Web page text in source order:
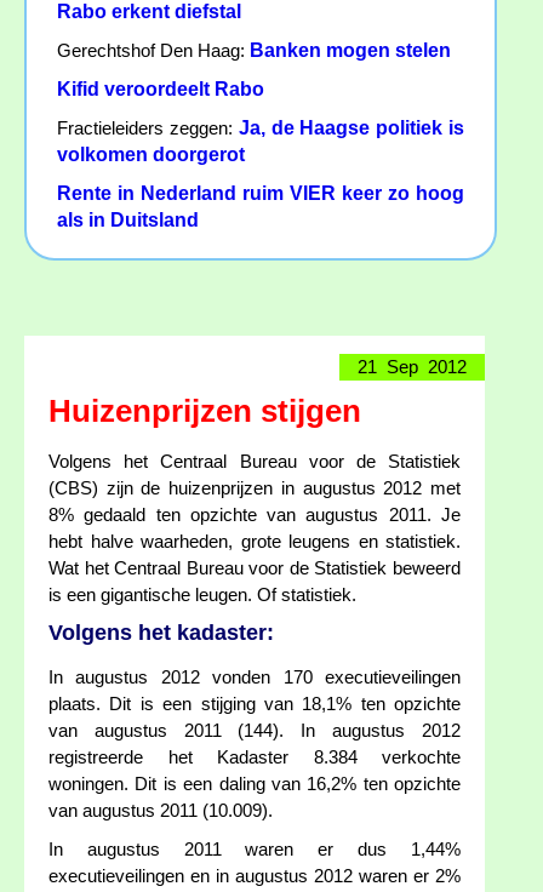
Rabo erkent diefstal
Gerechtshof Den Haag: Banken mogen stelen
Kifid veroordeelt Rabo
Fractieleiders zeggen: Ja, de Haagse politiek is
volkomen doorgerot
Rente in Nederland ruim VIER keer zo hoog
als in Duitsland
21 Sep 2012
Huizenprijzen stijgen
Volgens het Centraal Bureau voor de Statistiek
(CBS) zijn de huizenprijzen in augustus 2012 met
8% gedaald ten opzichte van augustus 2011. Je
hebt halve waarheden, grote leugens en statistiek.
Wat het Centraal Bureau voor de Statistiek beweerd
is een gigantische leugen. Of statistiek.
Volgens het kadaster:
In augustus 2012 vonden 170 executieveilingen
plaats. Dit is een stijging van 18,1% ten opzichte
van augustus 2011 (144). In augustus 2012
registreerde het Kadaster 8.384 verkochte
woningen. Dit is een daling van 16,2% ten opzichte
van augustus 2011 (10.009).
In augustus 2011 waren er dus 1,44%
executieveilingen en in augustus 2012 waren er 2%